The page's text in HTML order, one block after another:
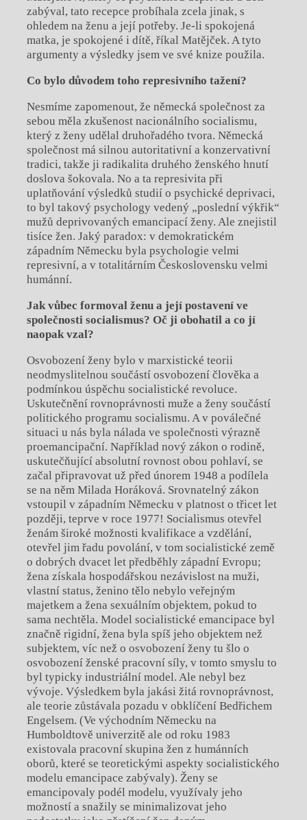
zabýval, tato recepce probíhala zcela jinak, s
ohledem na ženu a její potřeby. Je-li spokojená
matka, je spokojené i dítě, říkal Matějček. A tyto
argumenty a výsledky jsem ve své knize použila.
Co bylo důvodem toho represivního tažení?
Nesmíme zapomenout, že německá společnost za
sebou měla zkušenost nacionálního socialismu,
který z ženy udělal druhořadého tvora. Německá
společnost má silnou autoritativní a konzervativní
tradici, takže ji radikalita druhého ženského hnutí
doslova šokovala. No a ta represivita při
uplatňování výsledků studií o psychické deprivaci,
to byl takový psychology vedený „poslední výkřik“
mužů deprivovaných emancipací ženy. Ale znejistil
tisíce žen. Jaký paradox: v demokratickém
západním Německu byla psychologie velmi
represivní, a v totalitárním Československu velmi
humánní.
Jak vůbec formoval ženu a její postavení ve
společnosti socialismus? Oč ji obohatil a co jí
naopak vzal?
Osvobození ženy bylo v marxistické teorii
neodmyslitelnou součástí osvobození člověka a
podmínkou úspěchu socialistické revoluce.
Uskutečnění rovnoprávnosti muže a ženy součástí
politického programu socialismu. A v poválečné
situaci u nás byla nálada ve společnosti výrazně
proemancipační. Například nový zákon o rodině,
uskutečňující absolutní rovnost obou pohlaví, se
začal připravovat už před únorem 1948 a podílela
se na něm Milada Horáková. Srovnatelný zákon
vstoupil v západním Německu v platnost o třicet let
později, teprve v roce 1977! Socialismus otevřel
ženám široké možnosti kvalifikace a vzdělání,
otevřel jim řadu povolání, v tom socialistické země
o dobrých dvacet let předběhly západní Evropu;
žena získala hospodářskou nezávislost na muži,
vlastní status, ženino tělo nebylo veřejným
majetkem a žena sexuálním objektem, pokud to
sama nechtěla. Model socialistické emancipace byl
značně rigidní, žena byla spíš jeho objektem než
subjektem, víc než o osvobození ženy tu šlo o
osvobození ženské pracovní síly, v tomto smyslu to
byl typicky industriální model. Ale nebyl bez
vývoje. Výsledkem byla jakási žitá rovnoprávnost,
ale teorie zůstávala pozadu v obklíčení Bedřichem
Engelsem. (Ve východním Německu na
Humboldtově univerzitě ale od roku 1983
existovala pracovní skupina žen z humánních
oborů, které se teoretickými aspekty socialistického
modelu emancipace zabývaly). Ženy se
emancipovaly podél modelu, využívaly jeho
možností a snažily se minimalizovat jeho